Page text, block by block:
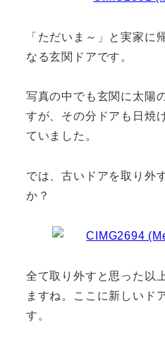
「ただいま～」と実家に
なる玄関ドアです。
写真の中でも玄関に太陽
すが、その分ドアも日焼
ていました。
では、古いドアを取り外
か？
全て取り外すと思った以
ますね。ここに新しいド
す。